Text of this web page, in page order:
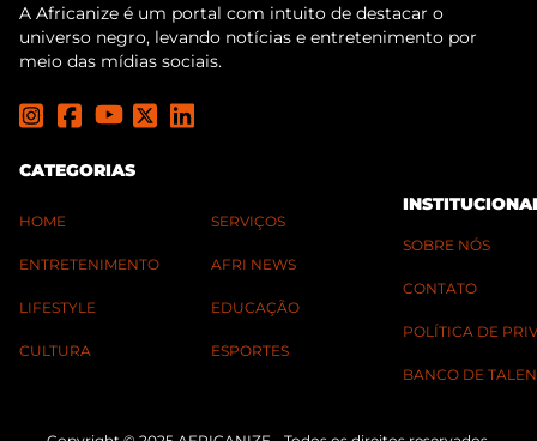
A Africanize é um portal com intuito de destacar o
universo negro, levando notícias e entretenimento por
meio das mídias sociais.
CATEGORIAS
HOME
ENTRETENIMENTO
LIFESTYLE
CULTURA
SERVIÇOS
AFRI NEWS
EDUCAÇÃO
ESPORTES
SOBRE NÓS
CONTATO
POLÍTICA DE
BANCO DE